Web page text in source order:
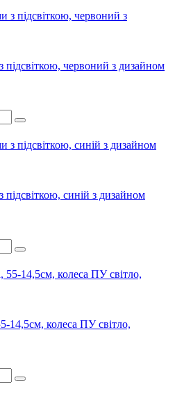
підсвіткою, червоний з дизайном
підсвіткою, синій з дизайном
14,5см, колеса ПУ світло,